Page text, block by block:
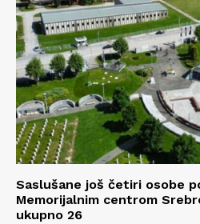
Saslušane još četiri osobe
Memorijalnim centrom
ukupno 26